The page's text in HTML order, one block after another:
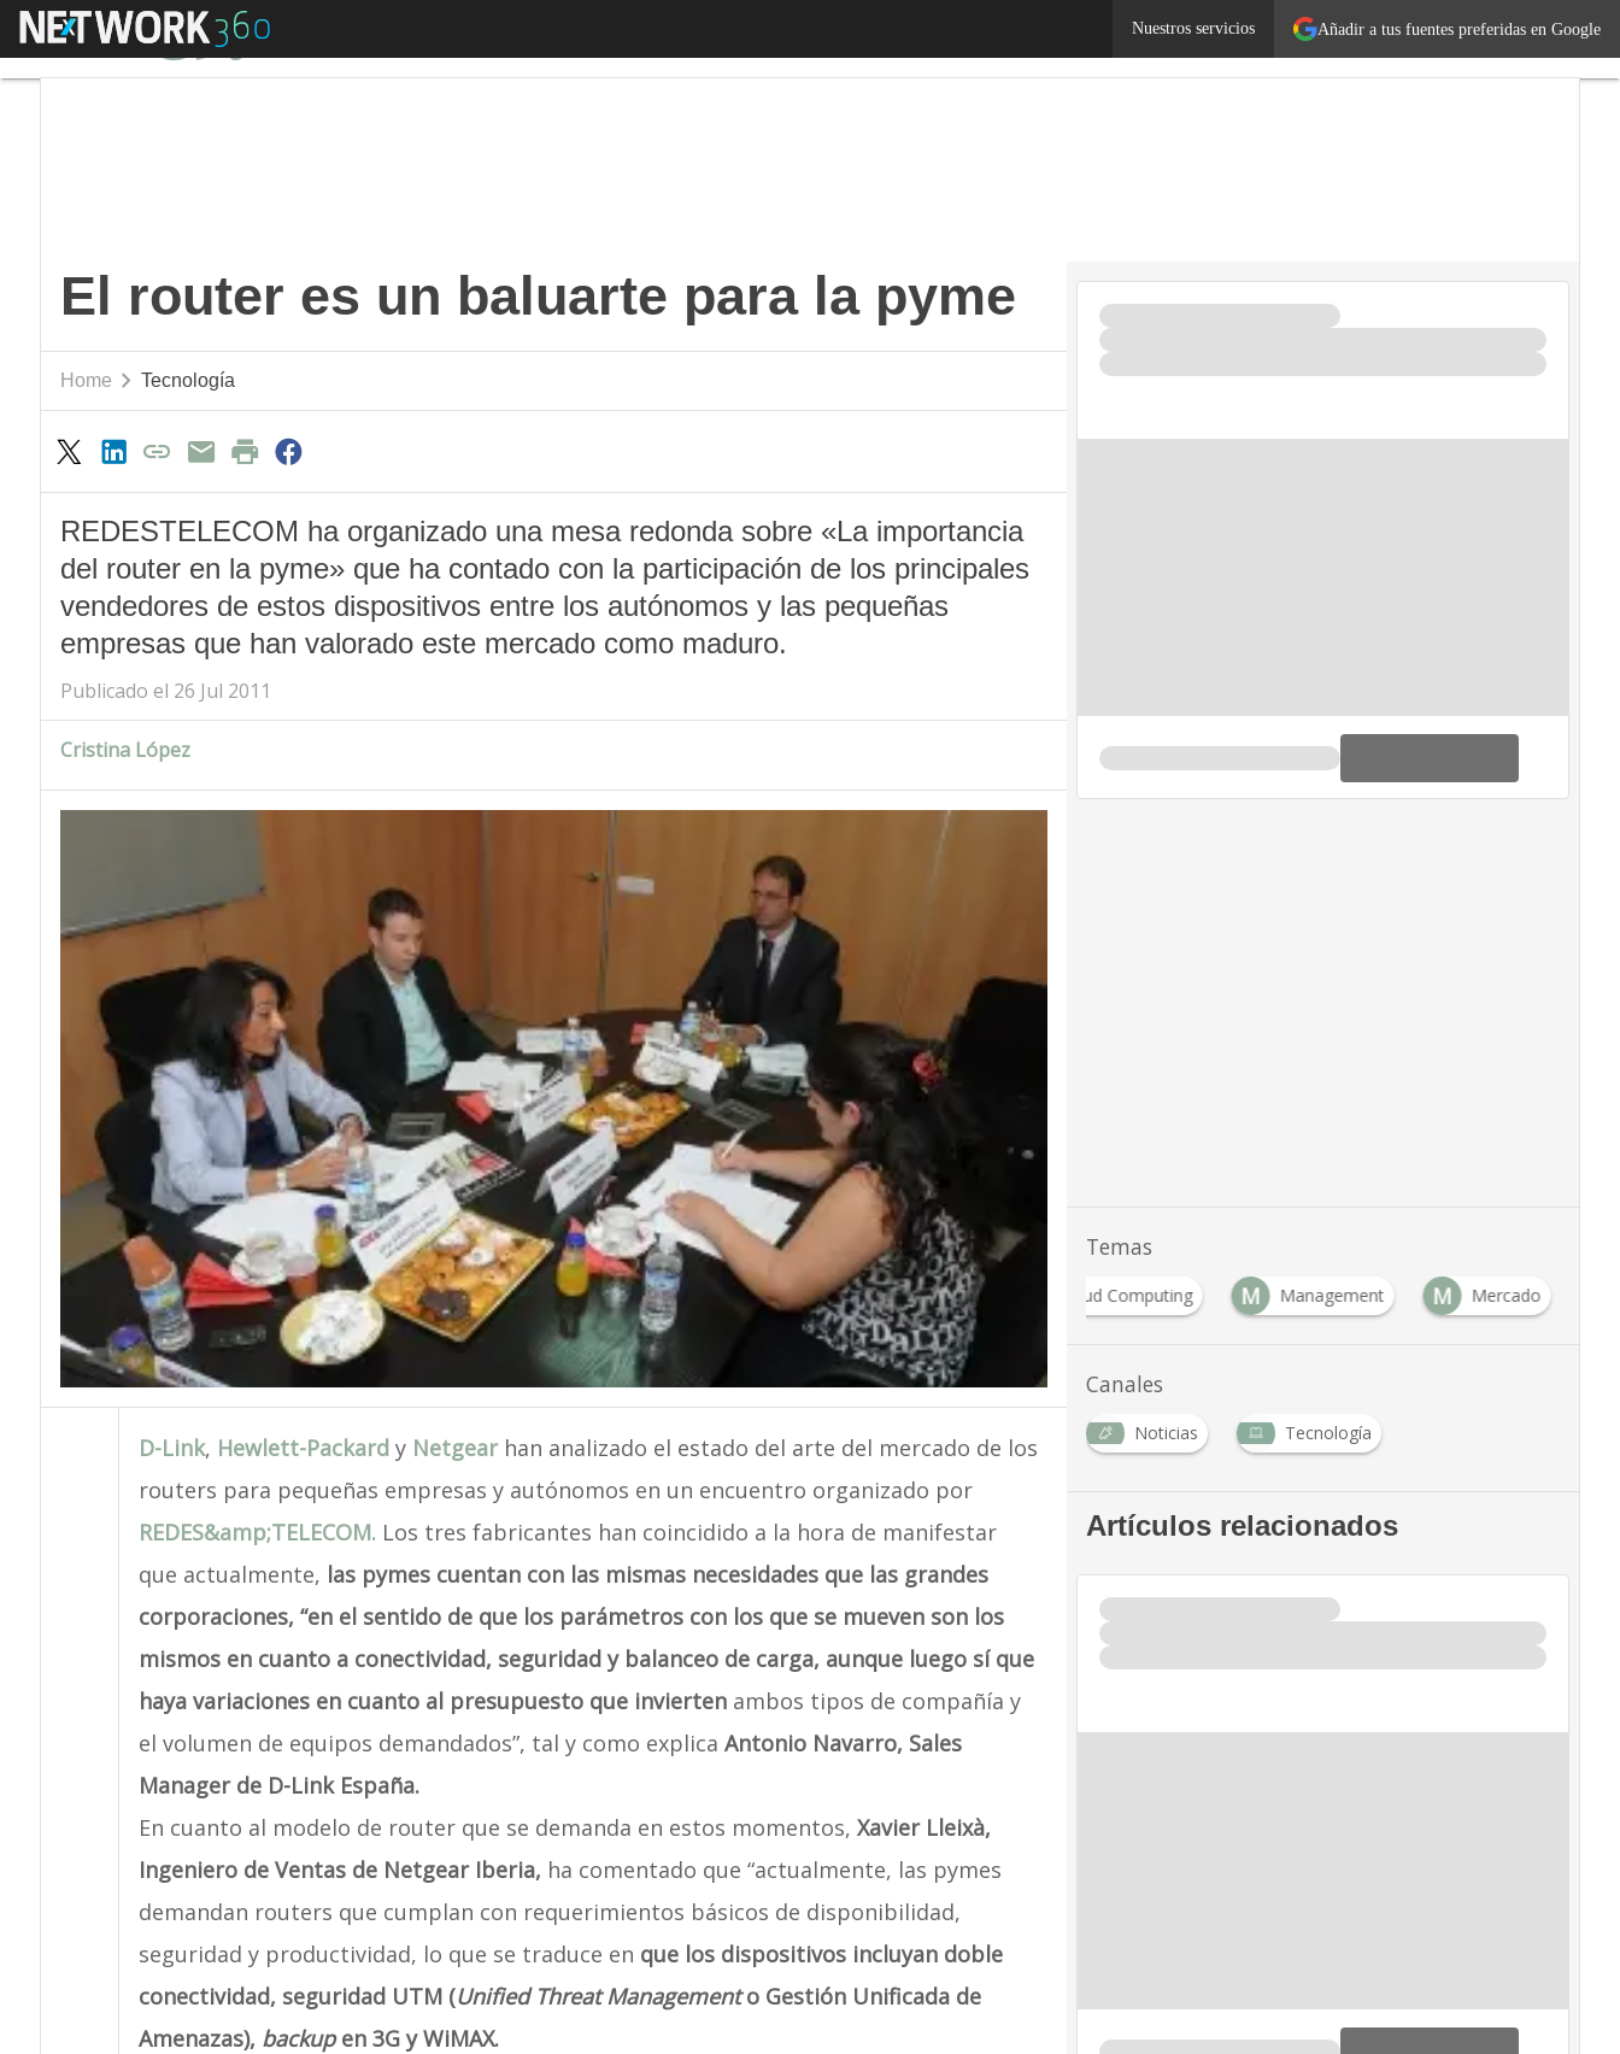
Añadir a tus fuentes preferidas en Google
Nuestros servicios
Menú
El router es un baluarte para la pyme
Home Tecnología
REDESTELECOM ha organizado una mesa redonda sobre «La importancia
del router en la pyme» que ha contado con la participación de los principales
vendedores de estos dispositivos entre los autónomos y las pequeñas
empresas que han valorado este mercado como maduro.
Publicado el 26 Jul 2011
Cristina López
D-Link, Hewlett-Packardy Netgearhan analizado el estado del arte del mercado de los
routers para pequeñas empresas y autónomos en un encuentro organizado por
REDES&amp;TELECOM.Los tres fabricantes han coincidido a la hora de manifestar
que actualmente, las pymes cuentan con las mismas necesidades que las grandes
corporaciones, “en el sentido de que los parámetros con los que se mueven son los
mismos en cuanto a conectividad, seguridad y balanceo de carga, aunque luego sí que
haya variaciones en cuanto al presupuesto que inviertenambos tipos de compañía y
el volumen de equipos demandados”, tal y como explica Antonio Navarro, Sales
Manager de D-Link España.
En cuanto al modelo de router que se demanda en estos momentos, Xavier Lleixà,
Ingeniero de Ventas de Netgear Iberia, ha comentado que “actualmente, las pymes
demandan routers que cumplan con requerimientos básicos de disponibilidad,
seguridad y productividad, lo que se traduce en que los dispositivos incluyan doble
conectividad, seguridad UTM (Unified Threat Managemento Gestión Unificada de
Amenazas), backupen 3G y WiMAX.
Temas
Cloud Computing M Management M Mercado
Canales
Noticias Tecnología
Artículos relacionados